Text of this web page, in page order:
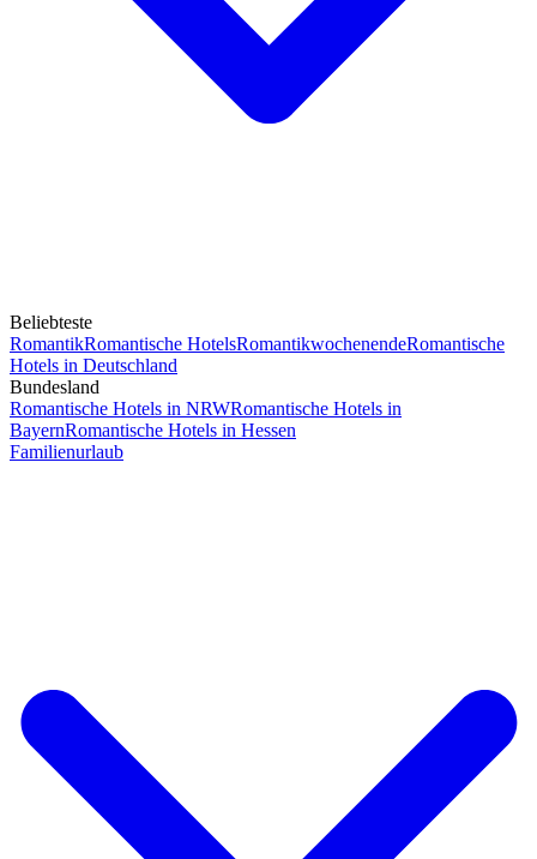
Beliebteste
RomantikRomantische HotelsRomantikwochenendeRomantische
Hotels in Deutschland
Bundesland
Romantische Hotels in NRWRomantische Hotels in
BayernRomantische Hotels in Hessen
Familienurlaub